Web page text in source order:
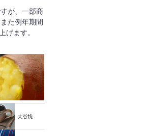
が、一部商
た例年期間
げます。